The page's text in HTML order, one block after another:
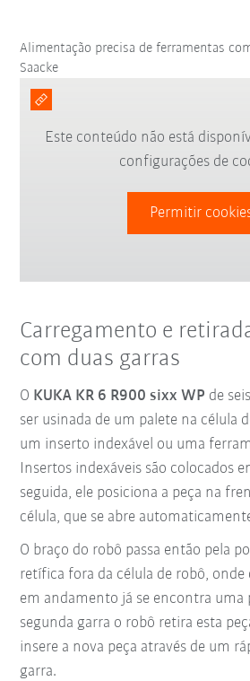
Alimentação precisa de ferramentas
Saacke
Este conteúdo não está
configurações de
Permitir
Carregamento e
com duas garras
O KUKA KR 6 R900 sixx WP de
ser usinada de um palete na célula
um inserto indexável ou uma
Insertos indexáveis são colocados
seguida, ele posiciona a peça na
célula, que se abre
O braço do robô passa então pela
retífica fora da célula de robô, onde
em andamento já se encontra uma
segunda garra o robô retira esta
insere a nova peça através de um
garra.